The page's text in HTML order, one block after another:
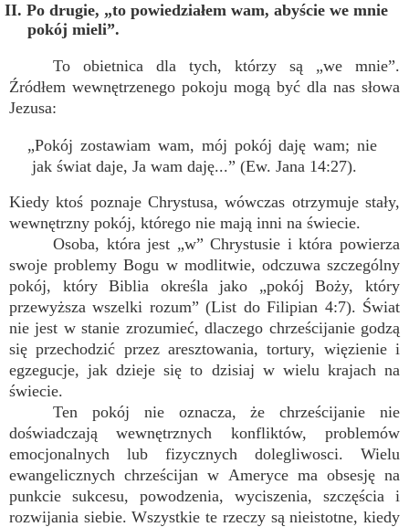
II. Po drugie, „to powiedziałem wam, abyście we mnie
pokój mieli”.
To obietnica dla tych, którzy są „we mnie”.
Źródłem wewnętrzenego pokoju mogą być dla nas słowa
Jezusa:
„Pokój zostawiam wam, mój pokój daję wam; nie
jak świat daje, Ja wam daję...” (Ew. Jana 14:27).
Kiedy ktoś poznaje Chrystusa, wówczas otrzymuje stały,
wewnętrzny pokój, którego nie mają inni na świecie.
Osoba, która jest „w” Chrystusie i która powierza
swoje problemy Bogu w modlitwie, odczuwa szczególny
pokój, który Biblia określa jako „pokój Boży, który
przewyższa wszelki rozum” (List do Filipian 4:7). Świat
nie jest w stanie zrozumieć, dlaczego chrześcijanie godzą
się przechodzić przez aresztowania, tortury, więzienie i
egzegucje, jak dzieje się to dzisiaj w wielu krajach na
świecie.
Ten pokój nie oznacza, że chrześcijanie nie
doświadczają wewnętrznych konfliktów, problemów
emocjonalnych lub fizycznych dolegliwosci. Wielu
ewangelicznych chrześcijan w Ameryce ma obsesję na
punkcie sukcesu, powodzenia, wyciszenia, szczęścia i
rozwijania siebie. Wszystkie te rzeczy są nieistotne, kiedy